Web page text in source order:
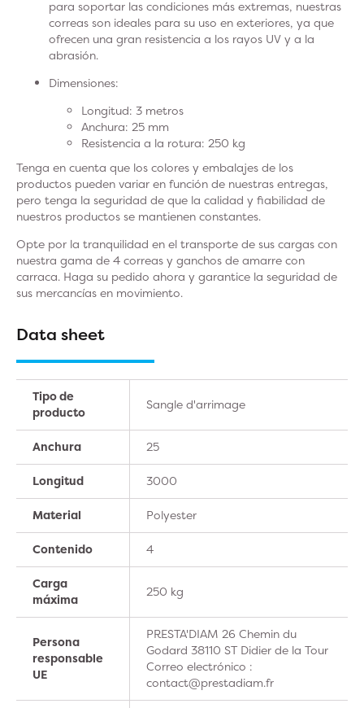
para soportar las condiciones más extremas, nuestras
correas son ideales para su uso en exteriores, ya que
ofrecen una gran resistencia a los rayos UV y a la
abrasión.
Dimensiones:
Longitud: 3 metros
Anchura: 25 mm
Resistencia a la rotura: 250 kg
Tenga en cuenta que los colores y embalajes de los
productos pueden variar en función de nuestras entregas,
pero tenga la seguridad de que la calidad y fiabilidad de
nuestros productos se mantienen constantes.
Opte por la tranquilidad en el transporte de sus cargas con
nuestra gama de 4 correas y ganchos de amarre con
carraca. Haga su pedido ahora y garantice la seguridad de
sus mercancías en movimiento.
Data sheet
Tipo de
producto
Sangle d'arrimage
Anchura 25
Longitud 3000
Material Polyester
Contenido 4
Carga
máxima
250 kg
Persona
responsable
UE
PRESTA'DIAM 26 Chemin du
Godard 38110 ST Didier de la Tour
Correo electrónico :
contact@prestadiam.fr